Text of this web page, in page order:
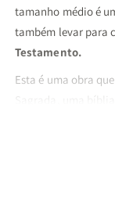
tamanho médio é
também levar para
Testamento.
Esta é uma obra
Sagrada, uma
testamento sendo
Corrigida (ARC).